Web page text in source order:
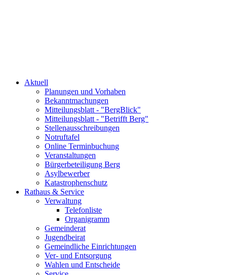
Aktuell
Planungen und Vorhaben
Bekanntmachungen
Mitteilungsblatt - "BergBlick"
Mitteilungsblatt - "Betrifft Berg"
Stellenausschreibungen
Notruftafel
Online Terminbuchung
Veranstaltungen
Bürgerbeteiligung Berg
Asylbewerber
Katastrophenschutz
Rathaus & Service
Verwaltung
Telefonliste
Organigramm
Gemeinderat
Jugendbeirat
Gemeindliche Einrichtungen
Ver- und Entsorgung
Wahlen und Entscheide